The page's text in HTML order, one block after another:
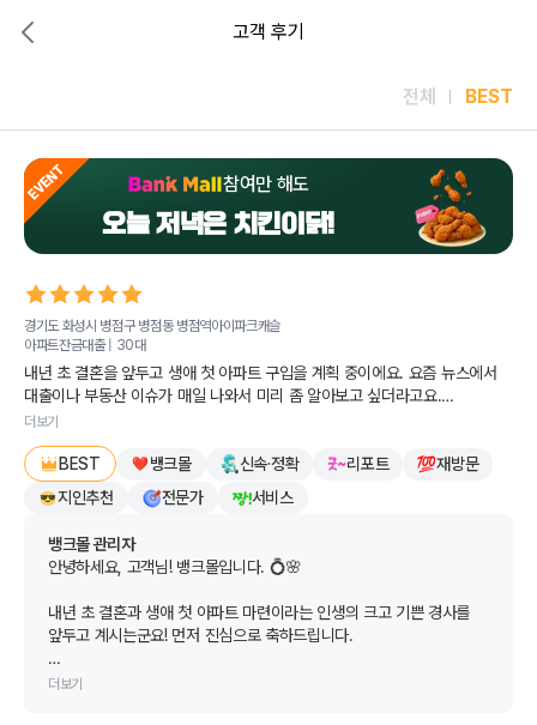
고객 후기
EVENT 참여만 해도
오늘 저녁은 치킨이닭!
전체 BEST
경기도 화성시 병점구 병점동병점역아이파크캐슬
아파트잔금대출 | 30대
내년 초 결혼을 앞두고 생애 첫 아파트 구입을 계획 중이에요. 요즘 뉴스에서
대출이나 부동산 이슈가 매일 나와서 미리 좀 알아보고 싶더라고요.
속상하던 참이었어요. '그냥 나중에 진짜 살 때 알아봐야 하나...' 하고
포기하려다가, 친구 추천으로 반신반의하며 뱅크몰에 문의해봤습니다.
당장 대출을 진행하는 게 아니라서 큰 기대를 안 했는데, 담당자분께서 정말
친절하고 알기 쉽게 안내해 주셔서 감동받았어요! '와, 이런 곳이 있었나?' 싶을
정도였답니다.
저처럼 집 구하기나 대출 때문에 막막하신 분들이 계시다면 뱅크몰 정말 적극
추천해 드려요!
더보기
BEST 뱅크몰 신속·정확 리포트
재방문
지인추천
전문가 서비스
뱅크몰 관리자
안녕하세요, 고객님! 뱅크몰입니다. 💍🌸
내년 초 결혼과 생애 첫 아파트 마련이라는 인생의 크고 기쁜 경사를
앞두고 계시는군요! 먼저 진심으로 축하드립니다.
요즘 DSR 규제나 스트레스 금리, 대출 한도 변화 등 매일같이
더보기